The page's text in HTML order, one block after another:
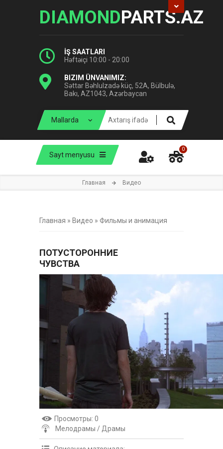
DIAMONDPARTS.AZ
İŞ SAATLARI
Həftəiçi 10:00 - 20:00
BIZIM ÜNVANIMIZ:
Səttar Bəhlulzadə küç, 52A, Bülbulə,
Bakı, AZ1043, Azərbaycan
Sayt menyusu
0
Главная Видео
Главная » Видео » Фильмы и анимация
ПОТУСТОРОННИЕ
ЧУВСТВА
Просмотры: 0
Мелодрамы / Драмы